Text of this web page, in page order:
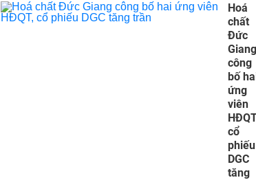
Hoá
chất
Đức
Giang
công
bố
ứng
viên
cổ
phiếu
DGC
tăng